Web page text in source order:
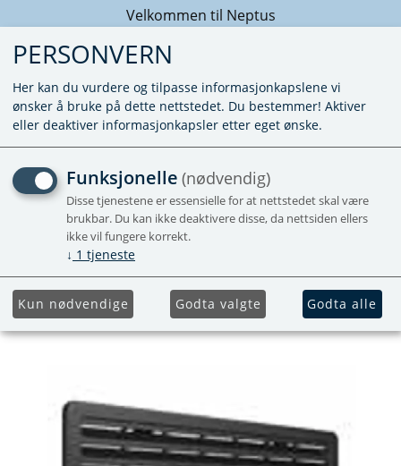
Velkommen til Neptus
VENTIL KJØLESKAP
186X483 MM SORT
PERSONVERN
Her kan du vurdere og tilpasse informasjonkapslene vi
ønsker å bruke på dette nettstedet. Du bestemmer! Aktiver
eller deaktiver informasjonkapsler etter eget ønske.
Funksjonelle (nødvendig)
Disse tjenestene er essensielle for at nettstedet skal være
brukbar. Du kan ikke deaktivere disse, da nettsiden ellers
ikke vil fungere korrekt.
↓ 1 tjeneste
Kun nødvendige Godta valgte Godta alle